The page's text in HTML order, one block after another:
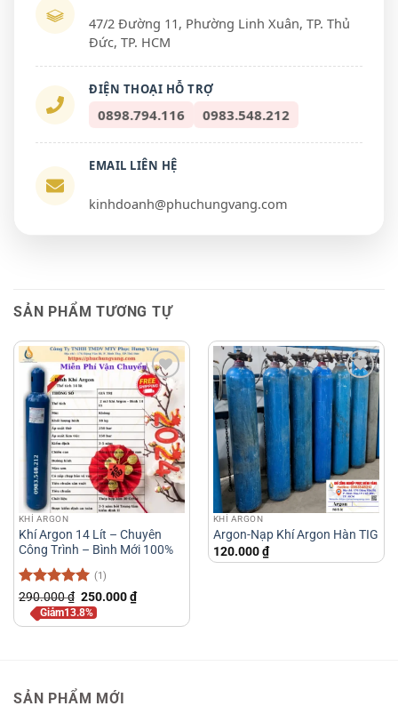
47/2 Đường 11, Phường Linh Xuân, TP. Thủ
Đức, TP. HCM
ĐIỆN THOẠI HỖ TRỢ
0898.794.116 0983.548.212
EMAIL LIÊN HỆ
kinhdoanh@phuchungvang.com
SẢN PHẨM TƯƠNG TỰ
KHÍ ARGON
Khí Argon 14 Lít – Chuyên
Công Trình – Bình Mới 100%
Được xếp
hạng55
sao
(1)
290.000₫ Giá
gốc
là:
290.000 ₫.
250.000₫Giá
hiện
là:
Giảm13.8%
KHÍ ARGON
Argon-Nạp Khí Argon Hàn TIG
120.000₫
SẢN PHẨM MỚI